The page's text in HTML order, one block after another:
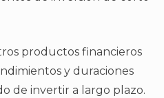
productos financieros
y duraciones
de invertir a largo plazo.